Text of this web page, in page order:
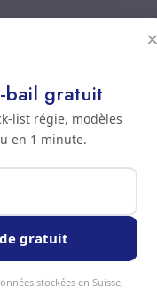
-
1936
Clean intervient dans
Plus de 90 prestations
sous 24h.
78 319 32 82
bail gratuit
list régie, modèles
en 1 minute.
gratuit
stockées en Suisse,